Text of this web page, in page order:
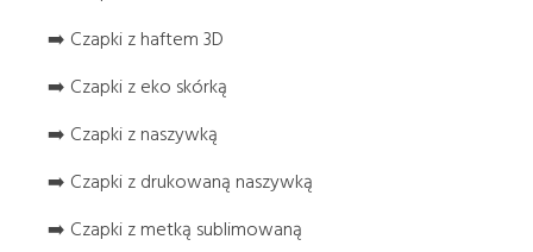
➡️ Czapki z haftem 3D
➡️ Czapki z eko skórką
➡️ Czapki z naszywką
➡️ Czapki z drukowaną naszywką
➡️ Czapki z metką sublimowaną